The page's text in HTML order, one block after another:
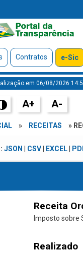
Contratos e-Sic
em 06/08/2026
A+ A-
» RECEITAS »
JSON CSV| EXCEL|
Receita
Imposto sobre
Realizado